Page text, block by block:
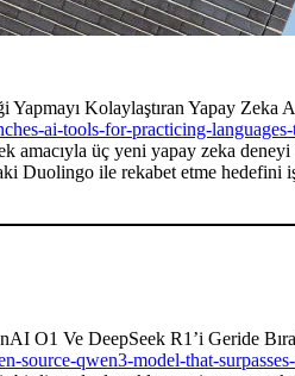
Kolaylaştıran Yapay Zeka
ai-tools-for-practicing-
amacıyla üç yeni yapay zeka
Duolingo ile rekabet etme
O1 Ve DeepSeek R1’i Geride
source-qwen3-model-that-